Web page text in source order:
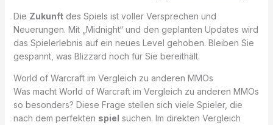
Die Zukunftdes Spiels ist voller Versprechen und
Neuerungen. Mit „Midnight“ und den geplanten Updates wird
das Spielerlebnis auf ein neues Level gehoben. Bleiben Sie
gespannt, was Blizzard noch für Sie bereithält.
World of Warcraft im Vergleich zu anderen MMOs
Was macht World of Warcraft im Vergleich zu anderen MMOs
so besonders? Diese Frage stellen sich viele Spieler, die
nach dem perfekten spiel suchen. Im direkten Vergleich